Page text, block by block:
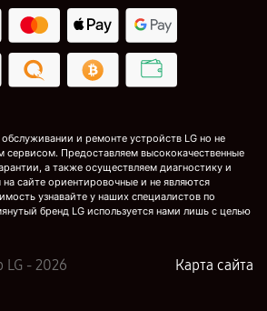
и ремонте устройств LG но не
сервисом. Предоставляем высококачественные
а также осуществляем диагностику и
сайте ориентировочные и не являются
узнавайте у наших специалистов по
бренд LG используется нами лишь с целью
- 2026 Карта сайта